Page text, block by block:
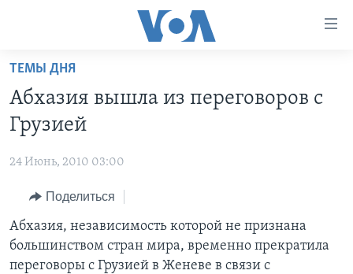
Перейти
основной
контент
Перейти
навигации
Перейти
поиск
ГЛАВНОЕ
НОВОСТИ ЗА МИНУТУ
ИТОГИ
ПОЧЕМУ ЭТО ВАЖНО?
ДИСКУССИЯ VOA
ПРОЕКТЫ
УЧИМ АНГЛИЙСКИЙ
НАША АМЕРИКАНСКАЯ ИСТОРИЯ
А КАК В АМЕРИКЕ?
ЭКСПЕРТИЗА
ИНТЕРВЬЮ
ФАКТЫ ПРОТИВ ФЕЙКОВ
ЗА СВОБОДУ ПРЕССЫ
ТЕМЫ ДНЯ
Абхазия вышла из переговоров с
Грузией
24 Июнь, 2010 03:00
Поделиться
Абхазия, независимость которой не признана
большинством стран мира, временно прекратила
переговоры с Грузией в Женеве в связи с